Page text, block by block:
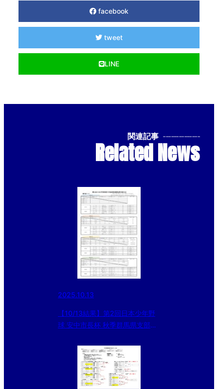
facebook
tweet
LINE
関連記事 --------------
Related News
2025.10.13
【10/13結果】第2回日本少年野
球 安中市長杯 秋季群馬県支部大